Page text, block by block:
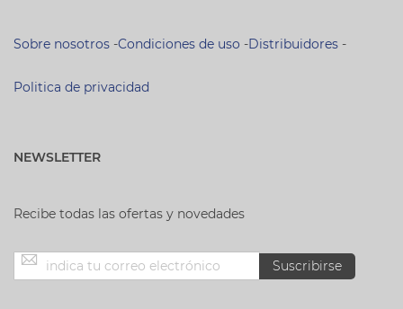
Sobre nosotros -Condiciones de uso -Distribuidores -
Politica de privacidad
NEWSLETTER
Recibe todas las ofertas y novedades
Inscríbase Suscribirse